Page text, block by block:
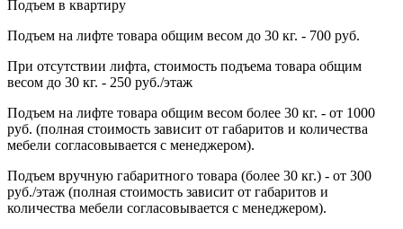
Подъем в квартиру
Подъем на лифте товара общим весом до 30 кг. - 700 руб.
При отсутствии лифта, стоимость подъема товара общим
весом до 30 кг. - 250 руб./этаж
Подъем на лифте товара общим весом более 30 кг. - от 1000
руб. (полная стоимость зависит от габаритов и количества
мебели согласовывается с менеджером).
Подъем вручную габаритного товара (более 30 кг.) - от 300
руб./этаж (полная стоимость зависит от габаритов и
количества мебели согласовывается с менеджером).